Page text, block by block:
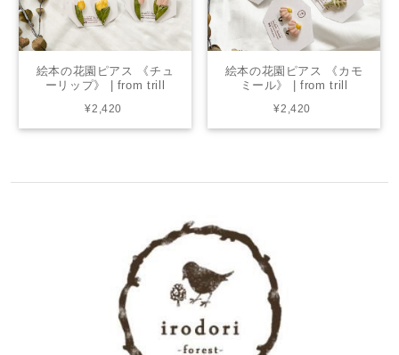
絵本の花園ピアス 《チュ
ーリップ》 | from trill
¥2,420
絵本の花園ピアス 《カモ
ミール》 | from trill
¥2,420